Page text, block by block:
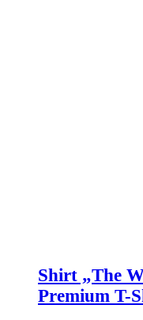
Shirt „The
Premium T-